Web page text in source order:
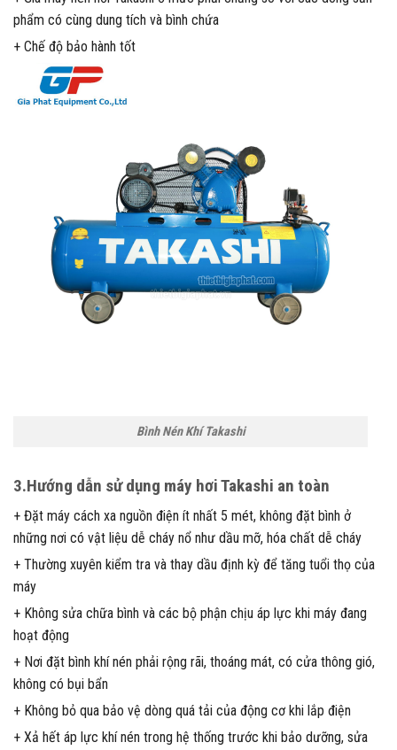
phẩm có cùng dung tích và bình chứa
+ Chế độ bảo hành tốt
Bình Nén Khí Takashi
3.Hướng dẫn sử dụng máy hơi Takashi an toàn
+ Đặt máy cách xa nguồn điện ít nhất 5 mét, không đặt bình ở
những nơi có vật liệu dễ cháy nổ như dầu mỡ, hóa chất dễ cháy
+ Thường xuyên kiểm tra và thay dầu định kỳ để tăng tuổi thọ của
máy
+ Không sửa chữa bình và các bộ phận chịu áp lực khi máy đang
hoạt động
+ Nơi đặt bình khí nén phải rộng rãi, thoáng mát, có cửa thông gió,
không có bụi bẩn
+ Không bỏ qua bảo vệ dòng quá tải của động cơ khi lắp điện
+ Xả hết áp lực khí nén trong hệ thống trước khi bảo dưỡng, sửa